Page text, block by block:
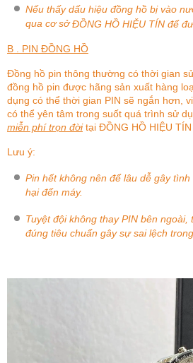
Nếu thấy dấu hiệu đồng hồ bị vào
qua cơ sởĐỒNG HỒ HIỆU TÍN để
B . PIN ĐỒNG HỒ
Đồng hồ pin thông thường có thời gian
đồng hồ pin được hãng sản xuất hàng
dụng có thể thời gian PIN sẽ ngắn hơn,
có thể yên tâm trong suốt quá trình sử
miễn phí trọn đờitại ĐỒNG HỒ HIỆU TÍN
Lưu ý:
Pin hết không nên để lâu dễ gây
hại đến máy.
Tuyệt đội không thay PIN bên ngoài,
đúng tiêu chuẩn gây sự sai lệch